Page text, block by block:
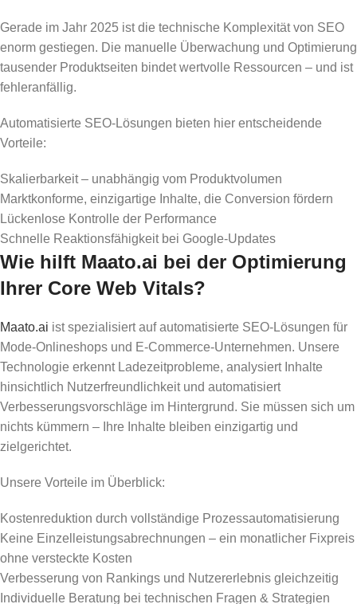
Gerade im Jahr 2025 ist die technische Komplexität von SEO
enorm gestiegen. Die manuelle Überwachung und Optimierung
tausender Produktseiten bindet wertvolle Ressourcen – und ist
fehleranfällig.
Automatisierte SEO-Lösungen bieten hier entscheidende
Vorteile:
Skalierbarkeit – unabhängig vom Produktvolumen
Marktkonforme, einzigartige Inhalte, die Conversion fördern
Lückenlose Kontrolle der Performance
Schnelle Reaktionsfähigkeit bei Google-Updates
Wie hilft Maato.ai bei der Optimierung
Ihrer Core Web Vitals?
Maato.ai ist spezialisiert auf automatisierte SEO-Lösungen für
Mode-Onlineshops und E-Commerce-Unternehmen. Unsere
Technologie erkennt Ladezeitprobleme, analysiert Inhalte
hinsichtlich Nutzerfreundlichkeit und automatisiert
Verbesserungsvorschläge im Hintergrund. Sie müssen sich um
nichts kümmern – Ihre Inhalte bleiben einzigartig und
zielgerichtet.
Unsere Vorteile im Überblick:
Kostenreduktion durch vollständige Prozessautomatisierung
Keine Einzelleistungsabrechnungen – ein monatlicher Fixpreis
ohne versteckte Kosten
Verbesserung von Rankings und Nutzererlebnis gleichzeitig
Individuelle Beratung bei technischen Fragen & Strategien